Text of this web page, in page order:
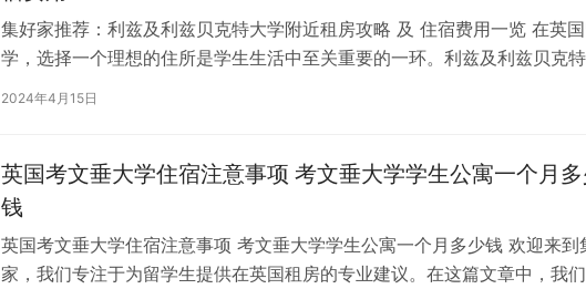
集好家推荐：利兹及利兹贝克特大学附近租房攻略 及 住宿费用一览 在英
学，选择一个理想的住所是学生生活中至关重要的一环。利兹及利兹贝克特
学（以下简称利兹贝大）作为英国一所卓越的…
2024年4月15日
英国考文垂大学住宿注意事项 考文垂大学学生公寓一个月
钱
英国考文垂大学住宿注意事项 考文垂大学学生公寓一个月多少钱 欢迎来到
家，我们专注于为留学生提供在英国租房的专业建议。在这篇文章中，我们